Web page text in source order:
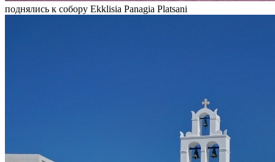
поднялись к собору Ekklisia Panagia Platsani